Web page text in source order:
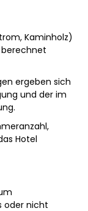
Kaminholz)
ergeben sich
und der im
Hotel
oder nicht